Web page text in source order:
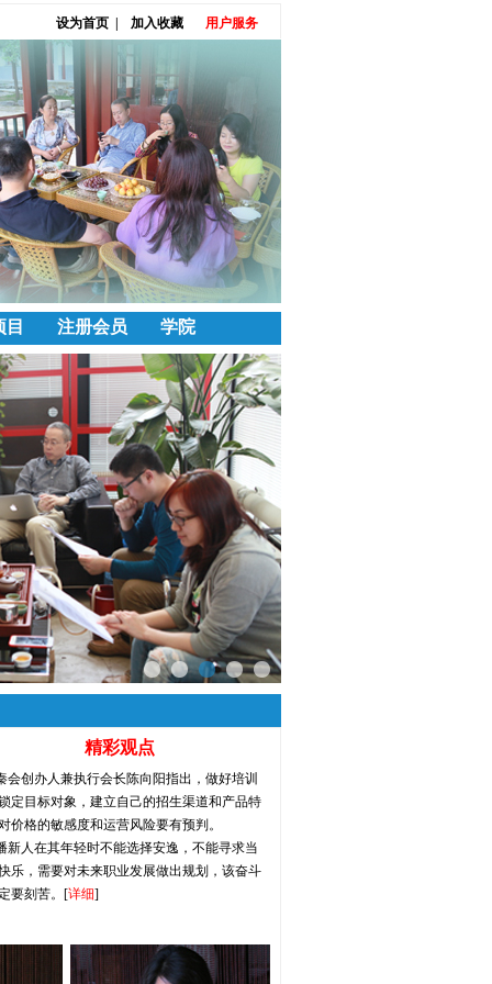
设为首页 加入收藏 用户服务
目 注册会员 学院
精彩观点
会创办人兼执行会长陈向阳指出，做好培训
定目标对象，建立自己的招生渠道和产品特
价格的敏感度和运营风险要有预判。
新人在其年轻时不能选择安逸，不能寻求当
乐，需要对未来职业发展做出规划，该奋斗
要刻苦。[详细]